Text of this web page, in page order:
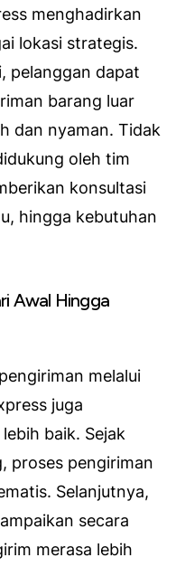
menghadirkan
lokasi strategis.
pelanggan dapat
barang luar
dan nyaman. Tidak
oleh tim
konsultasi
hingga kebutuhan
Awal Hingga
melalui
juga
baik. Sejak
proses pengiriman
Selanjutnya,
secara
merasa lebih